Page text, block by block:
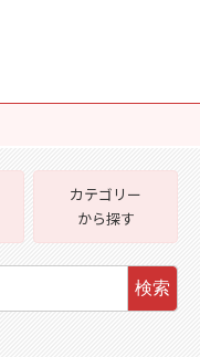
カテゴリー
から探す
検索